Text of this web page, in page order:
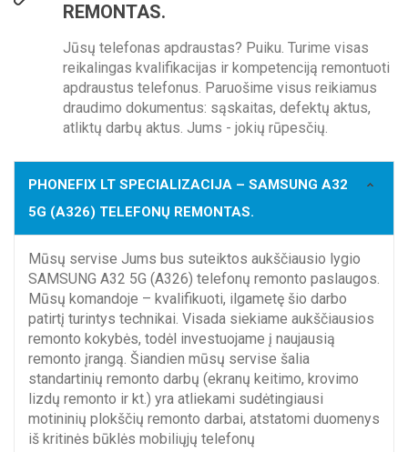
REMONTAS.
Jūsų telefonas apdraustas? Puiku. Turime visas
reikalingas kvalifikacijas ir kompetenciją remontuoti
apdraustus telefonus. Paruošime visus reikiamus
draudimo dokumentus: sąskaitas, defektų aktus,
atliktų darbų aktus. Jums - jokių rūpesčių.
PHONEFIX LT SPECIALIZACIJA – SAMSUNG A32
5G (A326) TELEFONŲ REMONTAS.
Mūsų servise Jums bus suteiktos aukščiausio lygio
SAMSUNG A32 5G (A326) telefonų remonto paslaugos.
Mūsų komandoje – kvalifikuoti, ilgametę šio darbo
patirtį turintys technikai. Visada siekiame aukščiausios
remonto kokybės, todėl investuojame į naujausią
remonto įrangą. Šiandien mūsų servise šalia
standartinių remonto darbų (ekranų keitimo, krovimo
lizdų remonto ir kt.) yra atliekami sudėtingiausi
motininių plokščių remonto darbai, atstatomi duomenys
iš kritinės būklės mobiliųjų telefonų